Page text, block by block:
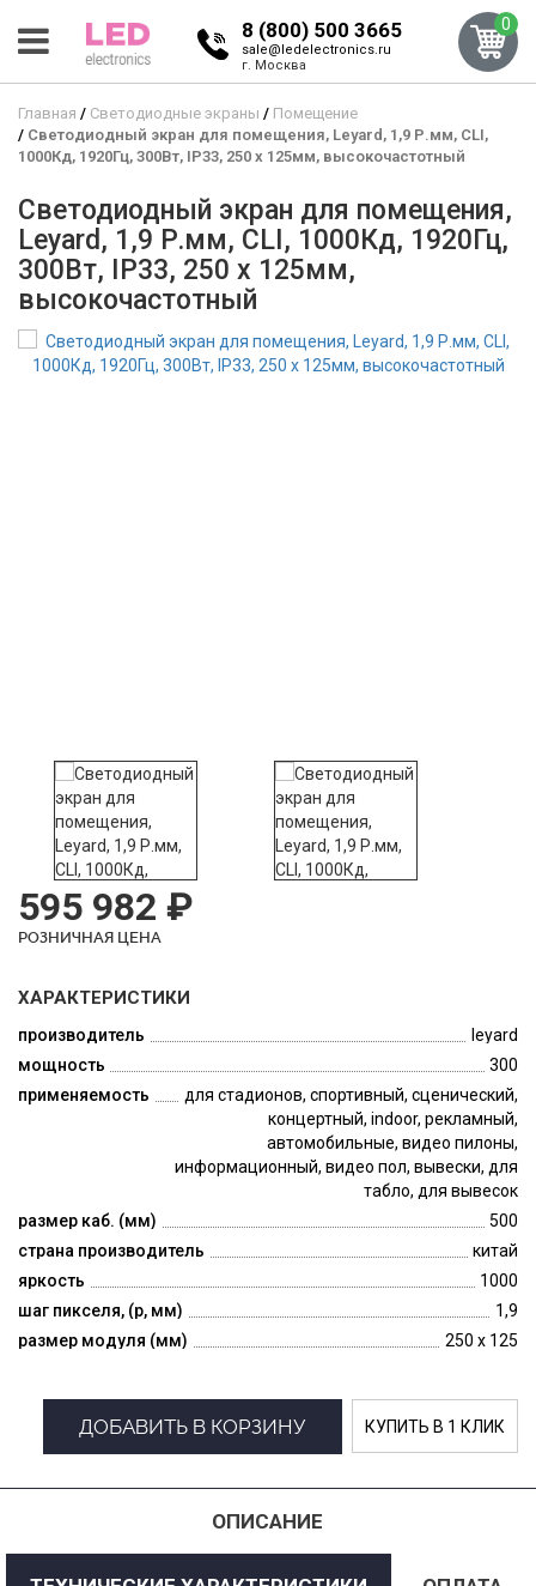
8 (800) 500 3665
sale@ledelectronics.ru
г. Москва
0
Главная Светодиодные экраны
Помещение
Светодиодный экран для помещения, Leyard, 1,9 Р.мм, CLI,
1000Кд, 1920Гц, 300Вт, IP33, 250 x 125мм, высокочастотный
Светодиодный экран для помещения,
Leyard, 1,9 Р.мм, CLI, 1000Кд, 1920Гц,
300Вт, IP33, 250 x 125мм,
высокочастотный
595 982 ₽
РОЗНИЧНАЯ ЦЕНА
ХАРАКТЕРИСТИКИ
производитель
leyard
мощность
300
применяемость
для стадионов, спортивный, сценический,
концертный, indoor, рекламный,
автомобильные, видео пилоны,
информационный, видео пол, вывески, для
табло, для вывесок
размер каб. (мм)
500
страна производитель
китай
яркость
1000
шаг пикселя, (p, мм)
1,9
размер модуля (мм)
250 x 125
ДОБАВИТЬ В КОРЗИНУ КУПИТЬ В 1 КЛИК
ОПИСАНИЕ